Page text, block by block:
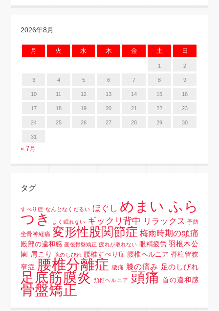
2026年8月
月 火 水 木 金 土 日
1 2
3 4 5 6 7 8 9
10 11 12 13 14 15 16
17 18 19 20 21 22 23
24 25 26 27 28 29 30
31
« 7月
タグ
すべり症 なんとなくだるい ほぐし めまい ふら
つき
よく眠れない ギックリ背中 リラックス 予防
坐骨神経痛 変形性股関節症 梅雨時期の頭痛
殿部の違和感 産後骨盤矯正 疲れが取れない 眼精疲労 羽根木公
園 肩こり 腕のしびれ 腰椎すべり症 腰椎ヘルニア 脊柱管狭
窄症 腰椎分離症 腰痛 膝の痛み 足のしびれ
足底筋膜炎 頚椎ヘルニア 頭痛 首の違和感
骨盤矯正